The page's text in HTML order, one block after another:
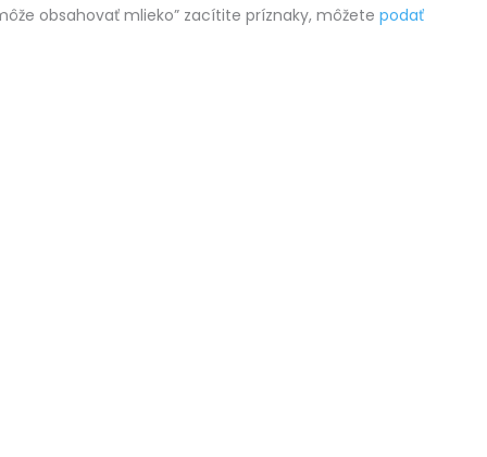
obsahovať mlieko” zacítite príznaky, môžete podať